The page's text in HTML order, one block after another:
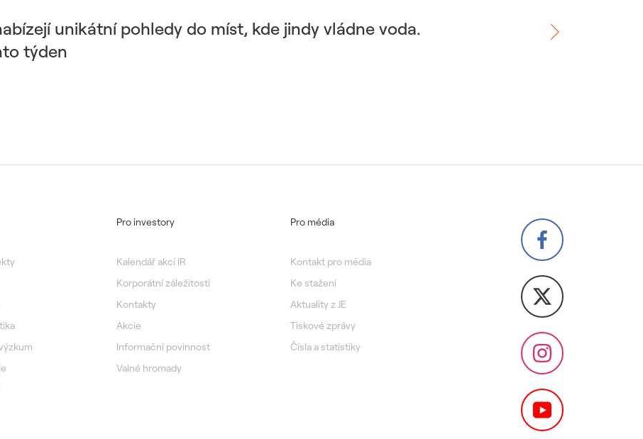
unikátní pohledy do míst, kde jindy vládne voda.
týden
Pro investory
Kalendář akcí IR
Korporátní záležitosti
Kontakty
Akcie
Informační povinnost
Valné hromady
Pro média
Kontakt pro média
Ke stažení
Aktuality z JE
Tiskové zprávy
Čísla a statistiky